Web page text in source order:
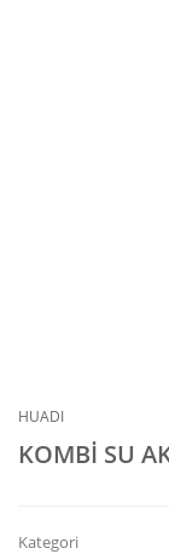
HUADI
KOMBİ SU
Kategori